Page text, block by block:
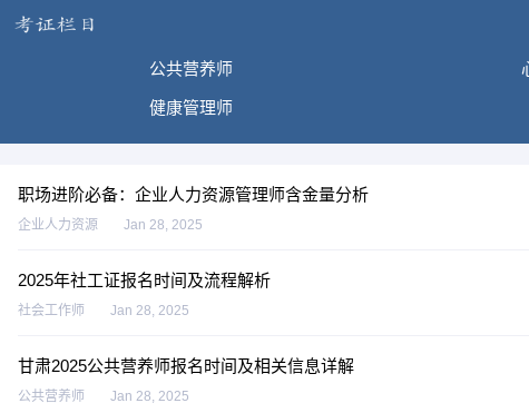
公共营养师
健康管理师
职场进阶必备：企业人力资源管理师含金量分析
企业人力资源 Jan 28, 2025
2025年社工证报名时间及流程解析
社会工作师 Jan 28, 2025
甘肃2025公共营养师报名时间及相关信息详解
公共营养师 Jan 28, 2025